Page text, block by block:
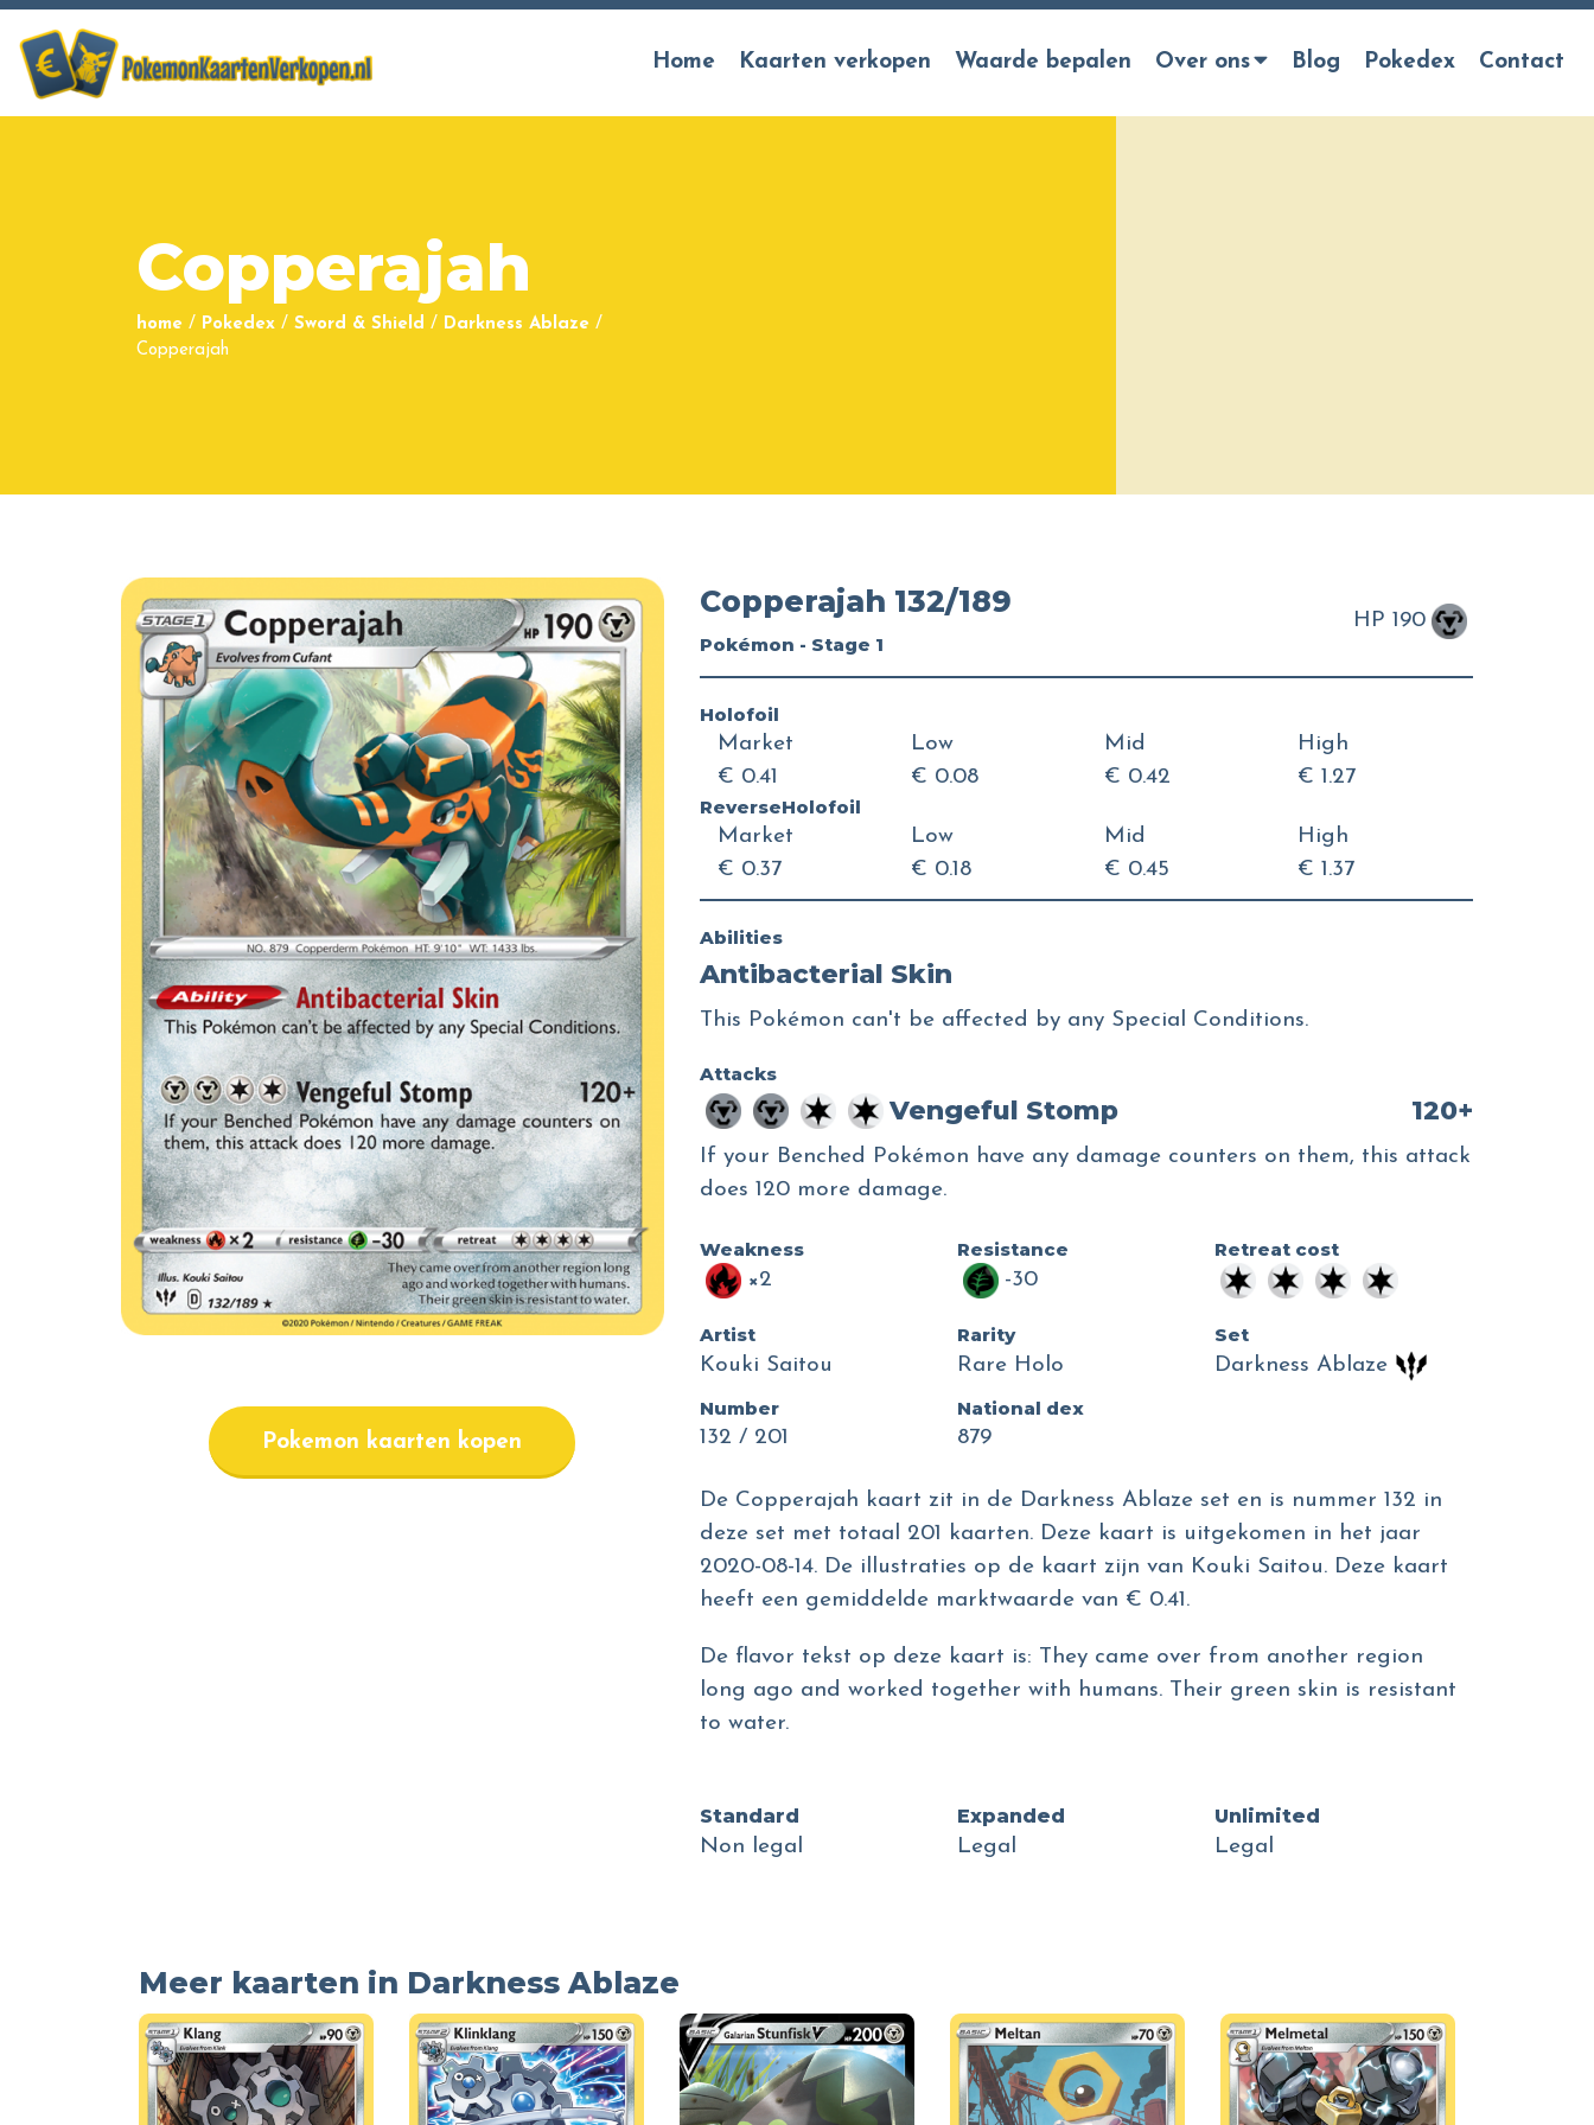
Home Kaarten verkopen Waarde bepalen Over ons Blog Pokedex Contact
Copperajah
home / Pokedex / Sword & Shield / Darkness Ablaze /
Copperajah
Pokemon kaarten kopen
Copperajah 132/189
Pokémon - Stage 1
HP 190
Holofoil
Market
€ 0.41
Low
€ 0.08
Mid
€ 0.42
High
€ 1.27
ReverseHolofoil
Market
€ 0.37
Low
€ 0.18
Mid
€ 0.45
High
€ 1.37
Abilities
Antibacterial Skin
This Pokémon can't be affected by any Special Conditions.
Attacks
Vengeful Stomp 120+
If your Benched Pokémon have any damage counters on them, this attack
does 120 more damage.
Weakness
×2
Resistance
-30
Retreat cost
Artist
Kouki Saitou
Rarity
Rare Holo
Set
Darkness Ablaze
Number
132 / 201
National dex
879
De Copperajah kaart zit in de Darkness Ablaze set en is nummer 132 in
deze set met totaal 201 kaarten. Deze kaart is uitgekomen in het jaar
2020-08-14. De illustraties op de kaart zijn van Kouki Saitou. Deze kaart
heeft een gemiddelde marktwaarde van € 0.41.
De flavor tekst op deze kaart is: They came over from another region
long ago and worked together with humans. Their green skin is resistant
to water.
Standard
Non legal
Expanded
Legal
Unlimited
Legal
Meer kaarten in Darkness Ablaze